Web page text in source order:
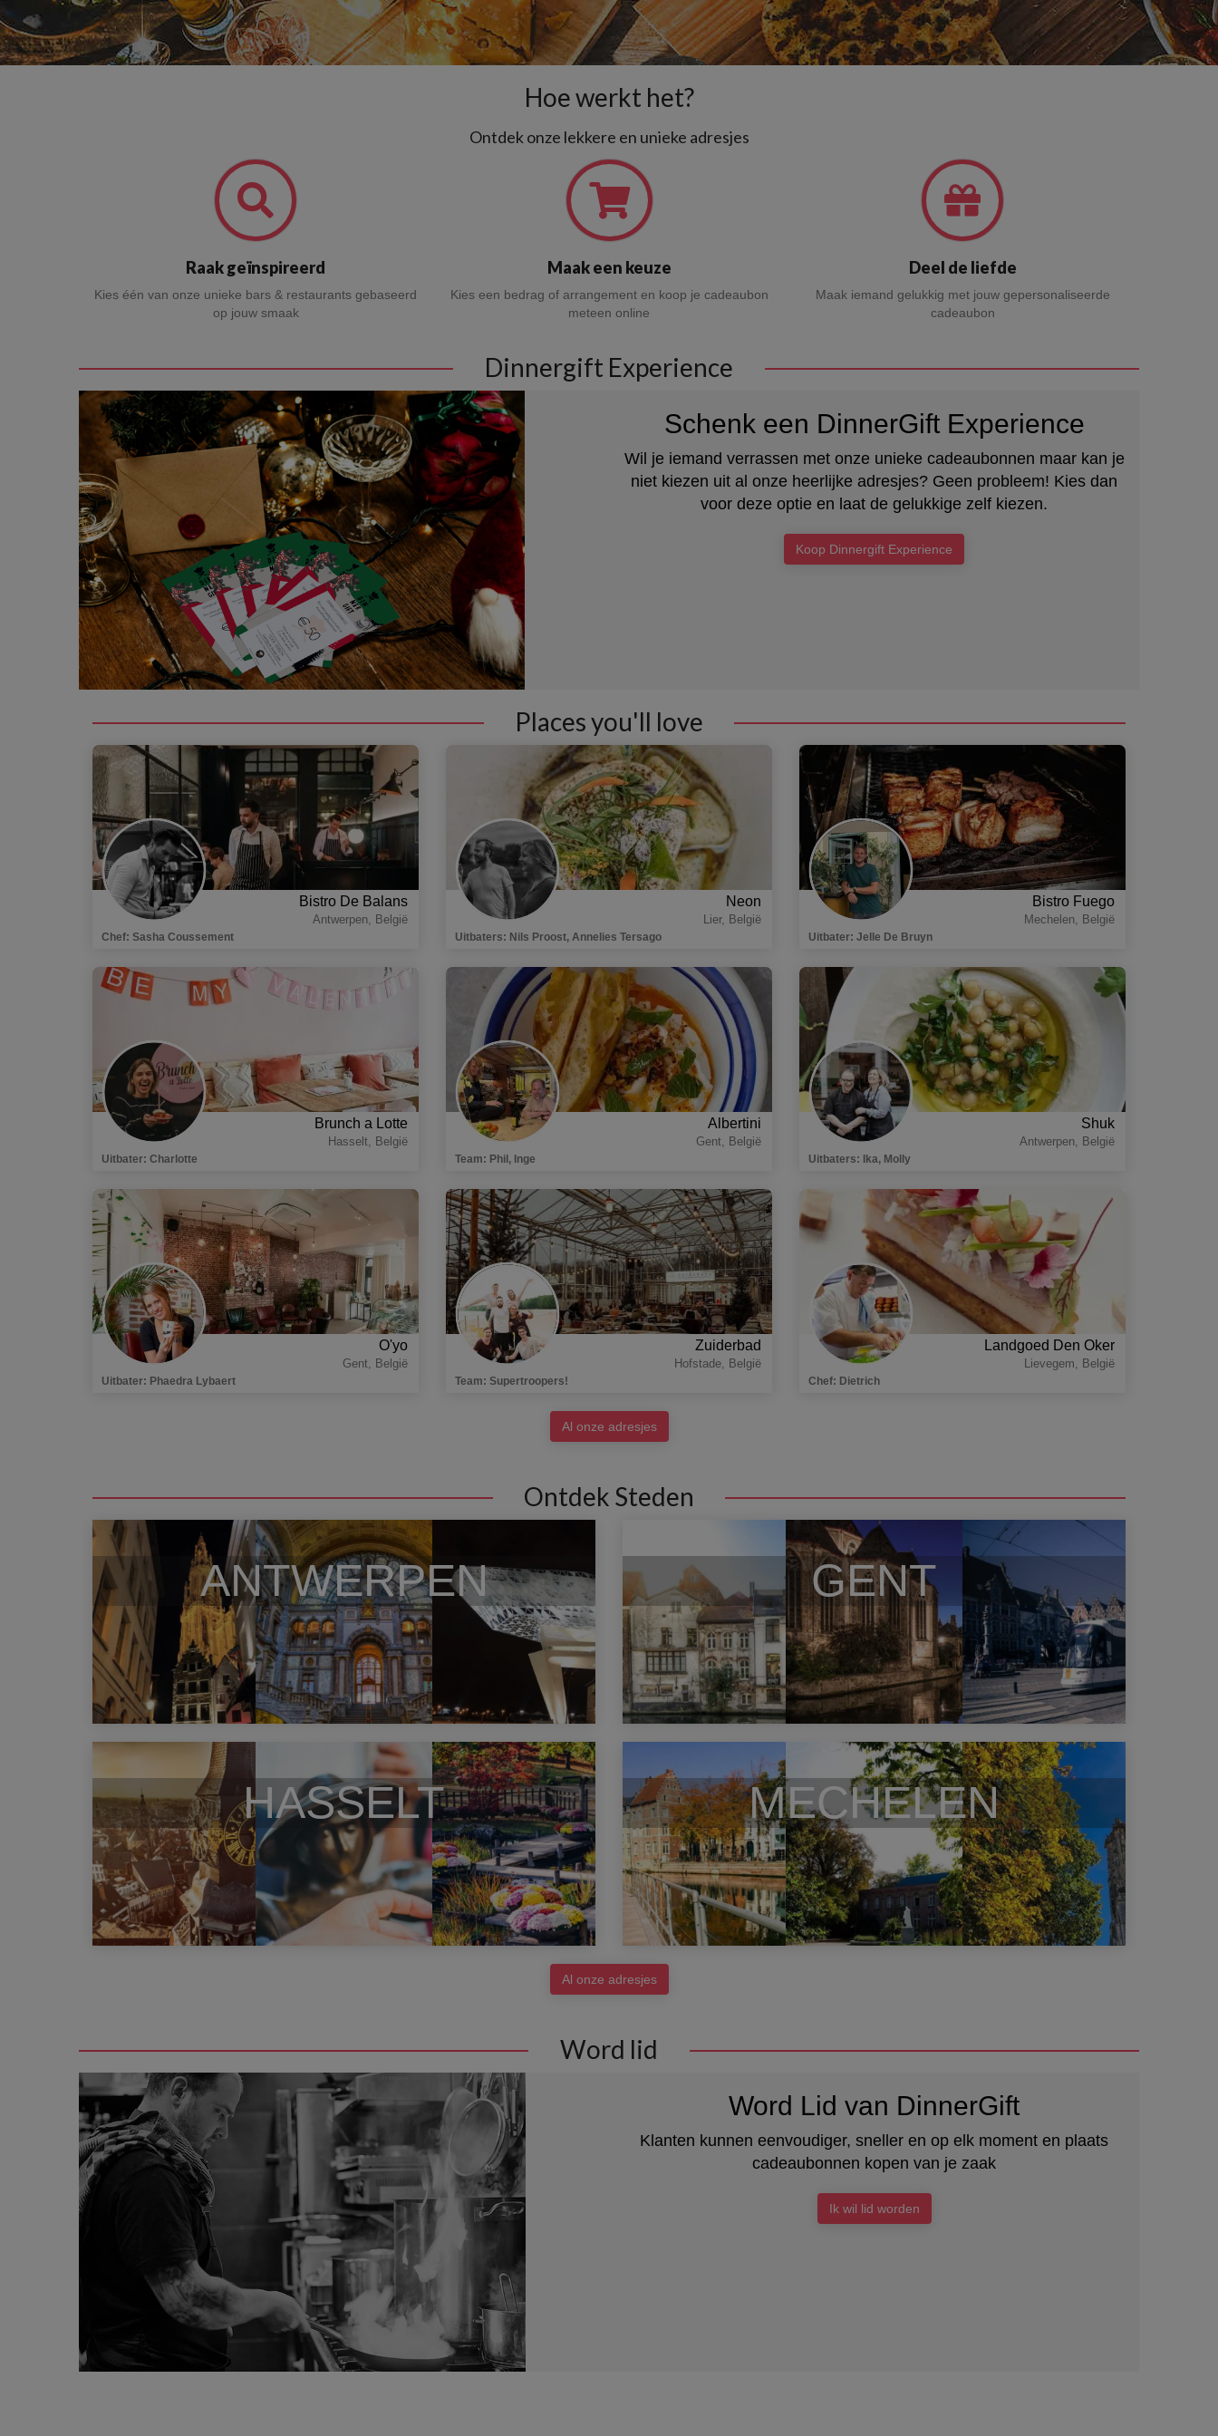
Hoe werkt het?
Ontdek onze lekkere en unieke adresjes
Raak geïnspireerd
Kies één van onze unieke bars & restaurants gebaseerd
op jouw smaak
Maak een keuze
Kies een bedrag of arrangement en koop je cadeaubon
meteen online
Deel de liefde
Maak iemand gelukkig met jouw gepersonaliseerde
cadeaubon
Dinnergift Experience
Schenk een DinnerGift Experience
Wil je iemand verrassen met onze unieke cadeaubonnen maar kan je
niet kiezen uit al onze heerlijke adresjes? Geen probleem! Kies dan
voor deze optie en laat de gelukkige zelf kiezen.
Koop Dinnergift Experience
Places you'll love
Bistro De Balans
Antwerpen, België
Chef: Sasha Coussement
Neon
Lier, België
Uitbaters: Nils Proost, Annelies Tersago
Bistro Fuego
Mechelen, België
Uitbater: Jelle De Bruyn
Brunch a Lotte
Hasselt, België
Uitbater: Charlotte
Albertini
Gent, België
Team: Phil, Inge
Shuk
Antwerpen, België
Uitbaters: Ika, Molly
O'yo
Gent, België
Uitbater: Phaedra Lybaert
Zuiderbad
Hofstade, België
Team: Supertroopers!
Landgoed Den Oker
Lievegem, België
Chef: Dietrich
Al onze adresjes
Ontdek Steden
ANTWERPEN GENT
HASSELT MECHELEN
Al onze adresjes
Word lid
Word Lid van DinnerGift
Klanten kunnen eenvoudiger, sneller en op elk moment en plaats
cadeaubonnen kopen van je zaak
Ik wil lid worden